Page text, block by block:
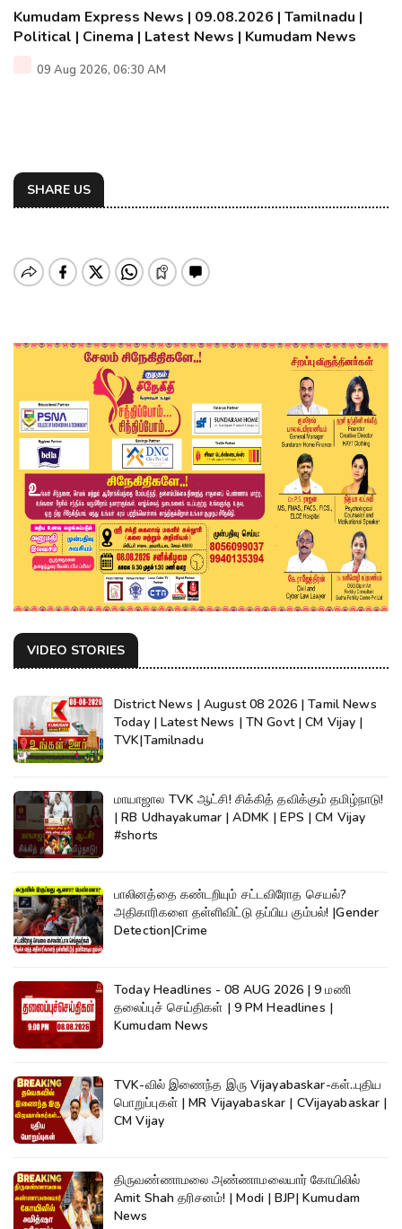
Kumudam Express News | 09.08.2026 | Tamilnadu |
Political | Cinema | Latest News | Kumudam News
09 Aug 2026, 06:30 AM
SHARE US
VIDEO STORIES
District News | August 08 2026 | Tamil News
Today | Latest News | TN Govt | CM Vijay |
TVK|Tamilnadu
மாயாஜால TVK ஆட்சி! சிக்கித் தவிக்கும் தமிழ்நாடு!
| RB Udhayakumar | ADMK | EPS | CM Vijay
#shorts
பாலினத்தை கண்டறியும் சட்டவிரோத செயல்?
அதிகாரிகளை தள்ளிவிட்டு தப்பிய கும்பல்! |Gender
Detection|Crime
Today Headlines - 08 AUG 2026 | 9 மணி
தலைப்புச் செய்திகள் | 9 PM Headlines |
Kumudam News
TVK-வில் இணைந்த இரு Vijayabaskar-கள்..புதிய
பொறுப்புகள் | MR Vijayabaskar | CVijayabaskar |
CM Vijay
திருவண்ணாமலை அண்ணாமலையார் கோயிலில்
Amit Shah தரிசனம்! | Modi | BJP| Kumudam
News